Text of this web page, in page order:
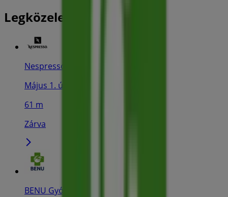
Legközelebbi üzletek
Nespresso
Május 1. út 3, Martfű
61 m
Zárva
BENU Gyógyszertárak